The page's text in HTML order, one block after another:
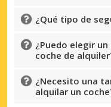
¿Qué tipo de
¿Puedo elegir
coche de
¿Necesito una
alquilar un